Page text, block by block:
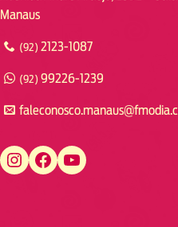
Manaus
(92) 2123-1087
(92) 99226-1239
https://www.instagram.com/fmodiamanaus/ https://www.facebook.com/fmodiamanaus https://www.youtube.com/user/radiofmodia